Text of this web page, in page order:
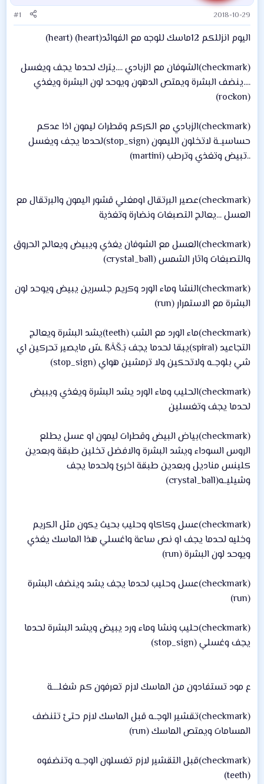
2018-10-29
#1
اليوم انزللكم 12ماسك للوجه مع الفوائد(heart) (heart)
(checkmark)الشوفان مع الزبادي ....يترك لحدما يجف ويغسل
....ينضف البشرة ويمتص الدهون ويوحد لون البشرة ويغذي
(rockon)
(checkmark)الزبادي مع الكركم وقطرات ليمون اذا عدكم
حساسيــة لاتخلون الليمون (stop_sign)لحدما يجف ويغسل
..تبيض وتغذي وترطب (martini)
(checkmark)عصير البرتقال اومغلي قشور اليمون والبرتقال مع
العسل ...يعالج التصبغات ونضارة وتغذية
(checkmark)العسل مع الشوفان يغذي ويبيض ويعالج الحروق
والتصبغات واثار الشمس (crystal_ball)
(checkmark)النشا وماء الورد وكريم جلسرين يبيض ويوحد لون
البشرة مع الاستمرار (run)
(checkmark)ماء الورد مع الشب (teeth)يشد البشرة ويعالج
التجاعيد (spiral)يبقا لحدما يجف بَـßÃŠ ـسّ مايصير تحركين اي
شي بلوجــه ولاتحكين ولا ترمشين هواي (stop_sign)
(checkmark)الحليب وماء الورد يشد البشرة ويغذي ويبيض
لحدما يجف وتغسلين
(checkmark)بياض البيض وقطرات ليمون او عسل يطلع
الروس السوداء ويشد البشرة والافضل تخلين طبقة وبعدين
كلينس مناديل وبعدين طبقة اخرئ ولحدما يجف
وشيليــه(crystal_ball)
(checkmark)عسل وكاكاو وحليب بحيث يكون مثل الكريم
وخليه لحدما يجف او نص ساعة واغسلي هذا الماسك يغذي
ويوحد لون البشرة (run)
(checkmark)عسل وحليب لحدما يجف يشد وينضف البشرة
(run)
(checkmark)حليب ونشا وماء ورد يبيض ويشد البشرة لحدما
يجف وغسلي (stop_sign)
ع مود تستفادون من الماسك لازم تعرفون كم شغلــــة
(checkmark)تقشير الوجــه قبل الماسك لازم حتئ تتنضف
المسامات ويمتص الماسك (run)
(checkmark)قبل التقشير لازم تغسلون الوجــه وتنضفوه
(teeth)